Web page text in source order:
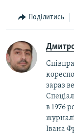
Поділитись
зараз
в 1976
Івана